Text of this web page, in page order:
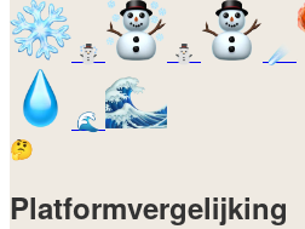
☃️ ⛄ ☄️
🌊
🤔
Platformvergelijking